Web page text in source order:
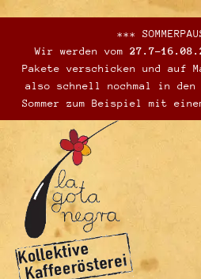
***
Wir werden vom 27.7-
Pakete verschicken und auf
also schnell nochmal in den
Sommer zum Beispiel mit
Navigation
springen
springen